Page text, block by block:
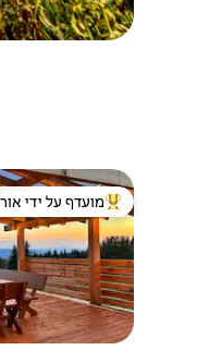
מוביל בקרב נכסים
מועדף על ידי